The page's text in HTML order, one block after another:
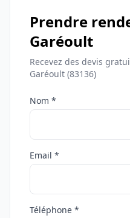
Prendre
Garéoult
Recevez des devis
Garéoult (83136)
Nom *
Email *
Téléphone *